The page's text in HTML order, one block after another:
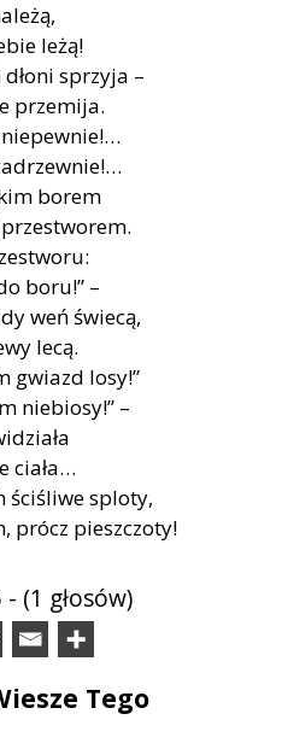
leżą!
sprzyja –
przemija.
borem
boru!” –
weń świecą,
lecą.
gwiazd losy!”
niebiosy!” –
ciała…
ściśliwe sploty,
prócz pieszczoty!
- (1 głosów)
Tego